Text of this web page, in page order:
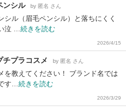
ンシル by 匿名 さん
シル（眉毛ペンシル）と落ちにくく
泣 … 続きを読む
2026/4/15
チプラコスメ by 匿名 さん
を教えてください！ ブランド名では
す… 続きを読む
2026/3/29